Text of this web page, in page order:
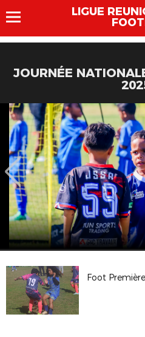
LIGUE
JOURNÉE